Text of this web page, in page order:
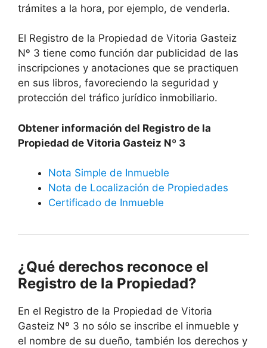
trámites a la hora, por ejemplo, de venderla.
El Registro de la Propiedad de Vitoria Gasteiz
Nº 3 tiene como función dar publicidad de las
inscripciones y anotaciones que se practiquen
en sus libros, favoreciendo la seguridad y
protección del tráfico jurídico inmobiliario.
Obtener información del Registro de la
Propiedad de Vitoria Gasteiz Nº 3
Nota Simple de Inmueble
Nota de Localización de Propiedades
Certificado de Inmueble
¿Qué derechos reconoce el
Registro de la Propiedad?
En el Registro de la Propiedad de Vitoria
Gasteiz Nº 3 no sólo se inscribe el inmueble y
el nombre de su dueño, también los derechos y